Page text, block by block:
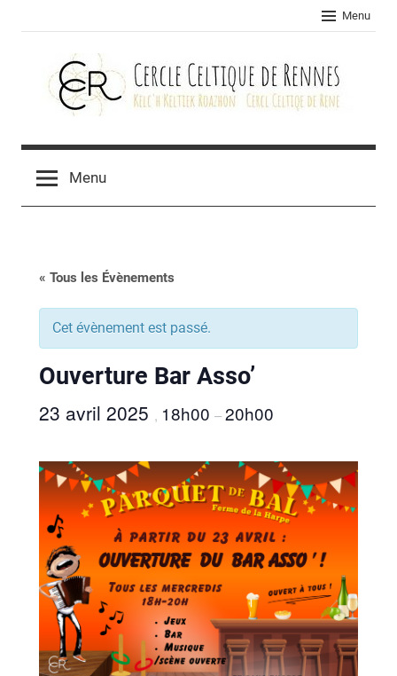
Menu
Cercle
celtique
Rennes
Menu
« Tous les Évènements
Cet évènement est passé.
Ouverture Bar Asso’
23 avril 2025 , 18h00 –20h00